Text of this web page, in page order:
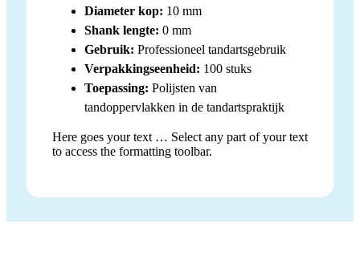
Diameter kop: 10 mm
Shank lengte: 0 mm
Gebruik: Professioneel tandartsgebruik
Verpakkingseenheid: 100 stuks
Toepassing: Polijsten van
tandoppervlakken in de tandartspraktijk
Here goes your text … Select any part of your text
to access the formatting toolbar.